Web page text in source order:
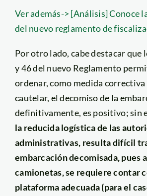
Ver además-> [Análisis] Conoce
del nuevo reglamento de
Por otro lado, cabe destacar que
y 46 del nuevo Reglamento
ordenar, como medida correctiva
cautelar, el decomiso de la
definitivamente, es positivo; sin
la reducida logística de las
administrativas, resulta difícil
embarcación decomisada, pues
camionetas, se requiere contar
plataforma adecuada (para el